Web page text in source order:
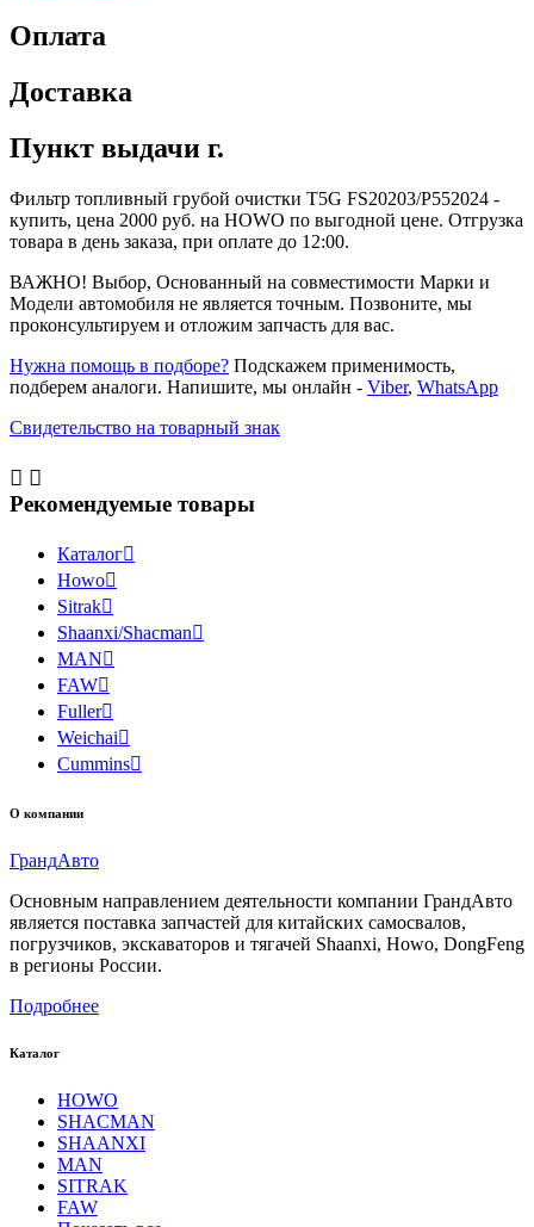
Оплата
Доставка
Пункт выдачи г.
Фильтр топливный грубой очистки T5G FS20203/P552024 -
купить, цена 2000 руб. на HOWO по выгодной цене. Отгрузка
товара в день заказа, при оплате до 12:00.
ВАЖНО! Выбор, Основанный на совместимости Марки и
Модели автомобиля не является точным. Позвоните, мы
проконсультируем и отложим запчасть для вас.
Нужна помощь в подборе? Подскажем применимость,
подберем аналоги. Напишите, мы онлайн - Viber, WhatsApp
Свидетельство на товарный знак
 
Рекомендуемые товары
Каталог
Howo
Sitrak
Shaanxi/Shacman
MAN
FAW
Fuller
Weichai
Cummins
О компании
ГрандАвто
Основным направлением деятельности компании ГрандАвто
является поставка запчастей для китайских самосвалов,
погрузчиков, экскаваторов и тягачей Shaanxi, Howo, DongFeng
в регионы России.
Подробнее
Каталог
HOWO
SHACMAN
SHAANXI
MAN
SITRAK
FAW